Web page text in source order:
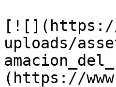
uploads/
(https://